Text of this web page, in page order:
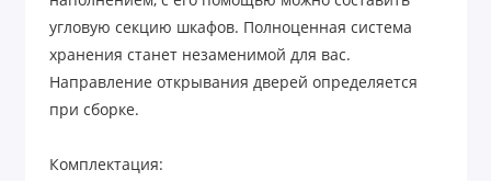
угловую секцию шкафов. Полноценная система
хранения станет незаменимой для вас.
Направление открывания дверей определяется
при сборке.
Комплектация: